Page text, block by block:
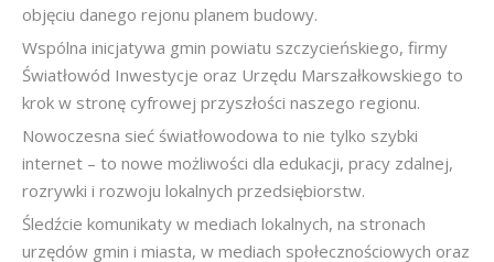
objęciu danego rejonu planem budowy.
Wspólna inicjatywa gmin powiatu szczycieńskiego, firmy
Światłowód Inwestycje oraz Urzędu Marszałkowskiego to
krok w stronę cyfrowej przyszłości naszego regionu.
Nowoczesna sieć światłowodowa to nie tylko szybki
internet – to nowe możliwości dla edukacji, pracy zdalnej,
rozrywki i rozwoju lokalnych przedsiębiorstw.
Śledźcie komunikaty w mediach lokalnych, na stronach
urzędów gmin i miasta, w mediach społecznościowych oraz